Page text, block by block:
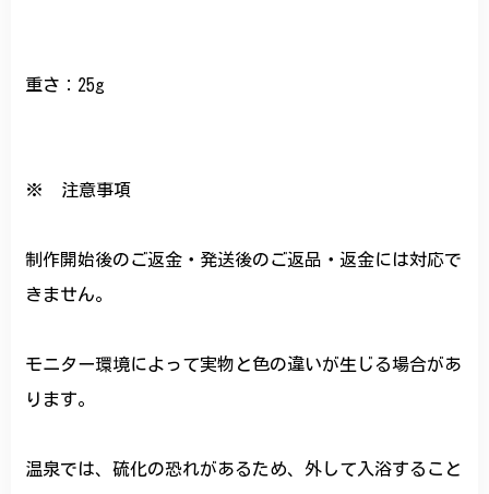
重さ：25g
※ 注意事項
制作開始後のご返金・発送後のご返品・返金には対応で
きません。
モニター環境によって実物と色の違いが生じる場合があ
ります。
温泉では、硫化の恐れがあるため、外して入浴すること